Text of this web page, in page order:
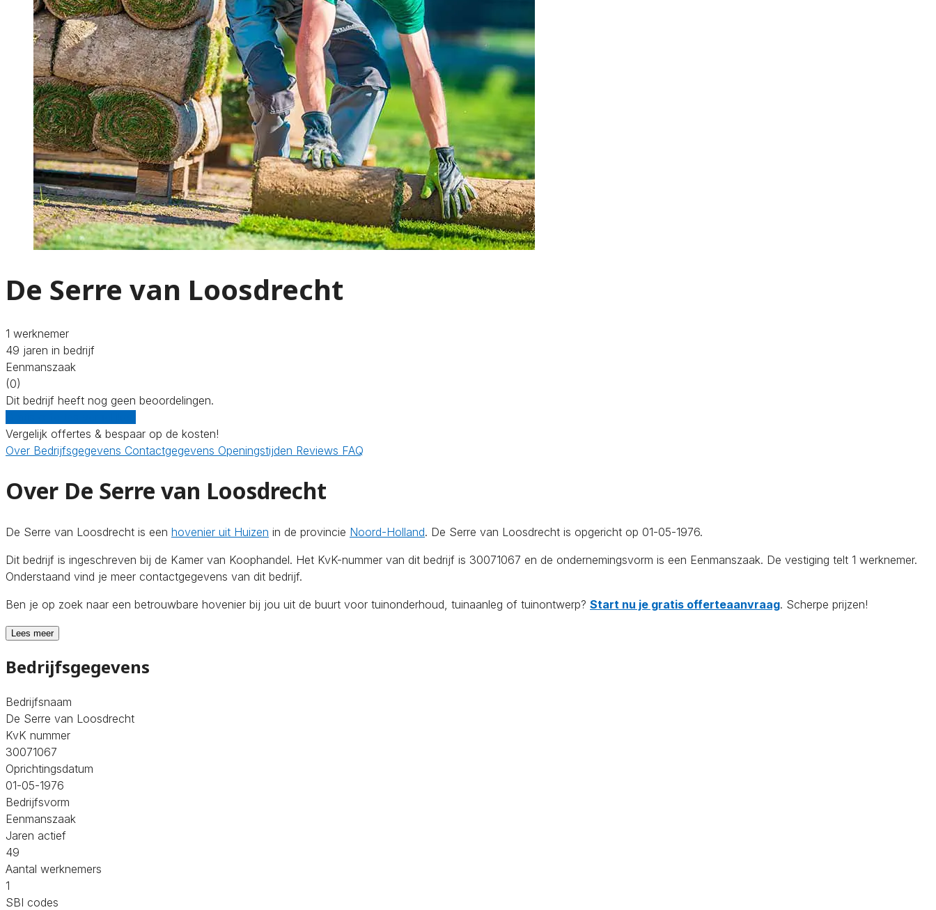
De Serre van Loosdrecht
1 werknemer
49 jaren in bedrijf
Eenmanszaak
(0)
Dit bedrijf heeft nog geen beoordelingen.
Vergelijk offertes & bespaar op de kosten!
Over Bedrijfsgegevens Contactgegevens Openingstijden Reviews FAQ
Over De Serre van Loosdrecht
De Serre van Loosdrecht is een hovenier uit Huizen in de provincie Noord-Holland. De Serre van Loosdrecht is opgericht op 01-05-1976.
Dit bedrijf is ingeschreven bij de Kamer van Koophandel. Het KvK-nummer van dit bedrijf is 30071067 en de ondernemingsvorm is een Eenmanszaak. De vestiging telt 1 werknemer.
Onderstaand vind je meer contactgegevens van dit bedrijf.
Ben je op zoek naar een betrouwbare hovenier bij jou uit de buurt voor tuinonderhoud, tuinaanleg of tuinontwerp? Start nu je gratis offerteaanvraag. Scherpe prijzen!
Lees meer
Bedrijfsgegevens
Bedrijfsnaam
De Serre van Loosdrecht
KvK nummer
30071067
Oprichtingsdatum
01-05-1976
Bedrijfsvorm
Eenmanszaak
Jaren actief
49
Aantal werknemers
1
SBI codes